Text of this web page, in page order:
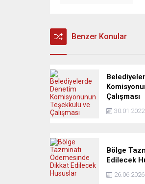
Benzer Konular
Çalışması
30.01.2022
Bölge
Edilecek
26.06.2026